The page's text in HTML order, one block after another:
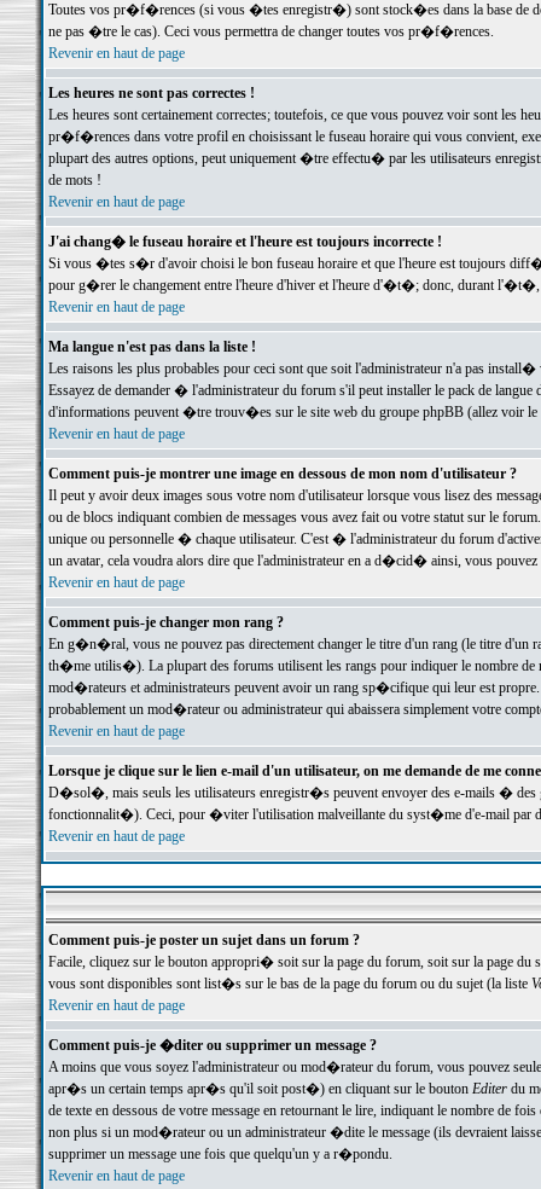
Toutes vos pr�f�rences (si vous �tes enregistr�) sont stock�es dans la base de
ne pas �tre le cas). Ceci vous permettra de changer toutes vos pr�f�rences.
Revenir en haut de page
Les heures ne sont pas correctes !
Les heures sont certainement correctes; toutefois, ce que vous pouvez voir sont
pr�f�rences dans votre profil en choisissant le fuseau horaire qui vous convient,
plupart des autres options, peut uniquement �tre effectu� par les utilisateurs
de mots !
Revenir en haut de page
J'ai chang� le fuseau horaire et l'heure est toujours incorrecte !
Si vous �tes s�r d'avoir choisi le bon fuseau horaire et que l'heure est toujours
pour g�rer le changement entre l'heure d'hiver et l'heure d'�t�; donc, durant
Revenir en haut de page
Ma langue n'est pas dans la liste !
Les raisons les plus probables pour ceci sont que soit l'administrateur n'a pas
Essayez de demander � l'administrateur du forum s'il peut installer le pack de
d'informations peuvent �tre trouv�es sur le site web du groupe phpBB (allez voir le
Revenir en haut de page
Comment puis-je montrer une image en dessous de mon nom d'utilisateur ?
Il peut y avoir deux images sous votre nom d'utilisateur lorsque vous lisez des
ou de blocs indiquant combien de messages vous avez fait ou votre statut sur le
unique ou personnelle � chaque utilisateur. C'est � l'administrateur du forum
un avatar, cela voudra alors dire que l'administrateur en a d�cid� ainsi, vous
Revenir en haut de page
Comment puis-je changer mon rang ?
En g�n�ral, vous ne pouvez pas directement changer le titre d'un rang (le titre d'un
th�me utilis�). La plupart des forums utilisent les rangs pour indiquer le nombre de
mod�rateurs et administrateurs peuvent avoir un rang sp�cifique qui leur est
probablement un mod�rateur ou administrateur qui abaissera simplement votre
Revenir en haut de page
Lorsque je clique sur le lien e-mail d'un utilisateur, on me demande de me
D�sol�, mais seuls les utilisateurs enregistr�s peuvent envoyer des e-mails �
fonctionnalit�). Ceci, pour �viter l'utilisation malveillante du syst�me d'e-mail par
Revenir en haut de page
Comment puis-je poster un sujet dans un forum ?
Facile, cliquez sur le bouton appropri� soit sur la page du forum, soit sur la page du
vous sont disponibles sont list�s sur le bas de la page du forum ou du sujet (la liste
Revenir en haut de page
Comment puis-je �diter ou supprimer un message ?
A moins que vous soyez l'administrateur ou mod�rateur du forum, vous pouvez
apr�s un certain temps apr�s qu'il soit post�) en cliquant sur le bouton Editerdu
de texte en dessous de votre message en retournant le lire, indiquant le nombre
non plus si un mod�rateur ou un administrateur �dite le message (ils devraient
supprimer un message une fois que quelqu'un y a r�pondu.
Revenir en haut de page